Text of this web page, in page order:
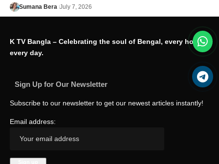
Sumana Bera July 7, 2026
K TV Bangla – Celebrating the soul of Bengal, every hour,
every day.
Sign Up for Our Newsletter
Subscribe to our newsletter to get our newest articles instantly!
Email address: